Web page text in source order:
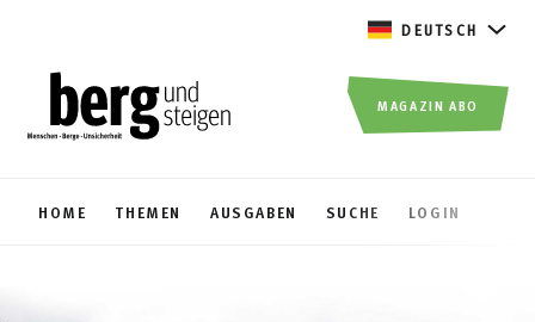
DEUTSCH
HOME THEMEN AUSGABEN SUCHE LOGIN
MAGAZIN ABO